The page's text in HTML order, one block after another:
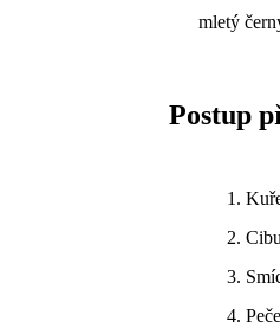
mletý
Postup